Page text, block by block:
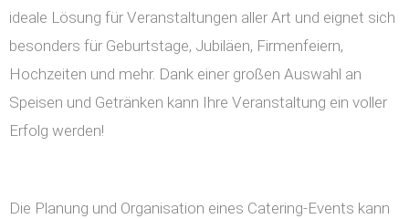
ideale Lösung für Veranstaltungen aller Art und eignet sich
besonders für Geburtstage, Jubiläen, Firmenfeiern,
Hochzeiten und mehr. Dank einer großen Auswahl an
Speisen und Getränken kann Ihre Veranstaltung ein voller
Erfolg werden!
Die Planung und Organisation eines Catering-Events kann